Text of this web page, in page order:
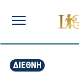
ΔΙΕΘΝΗ